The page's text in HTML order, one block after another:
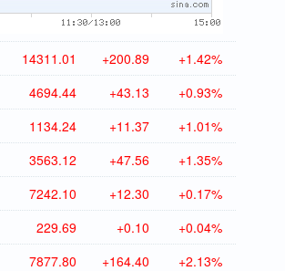
14311.01 +200.89 +1.42%
4694.44 +43.13 +0.93%
1134.24 +11.37 +1.01%
3563.12 +47.56 +1.35%
7242.10 +12.30 +0.17%
229.69 +0.10 +0.04%
7877.80 +164.40 +2.13%